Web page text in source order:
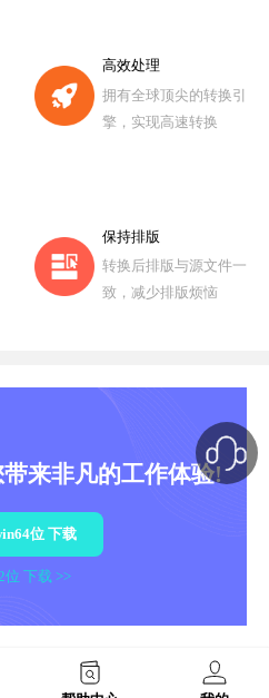
高效处理
拥有全球顶尖的转换引
擎，实现高速转换
保持排版
转换后排版与源文件一
致，减少排版烦恼
来非凡的工作体验!
位 下载
位 下载 >>